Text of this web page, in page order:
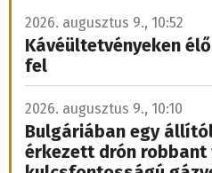
2026. augusztus 9., 10:52
Kávéültetvényeken
fel
2026. augusztus 9., 10:10
Bulgáriában egy
érkezett drón robbant